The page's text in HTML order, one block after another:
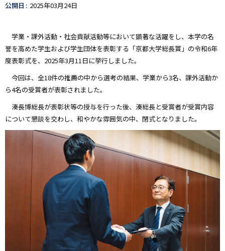
ッ
公開日 2025年03月24日
学業・課外活動・社会貢献活動等において顕著な活躍をし、本学の名
誉を高めた学生および学生団体を表彰する「京都大学総長賞」の令和6年
度表彰式を、2025年3月11日に挙行しました。
今回は、全18件の推薦の中から選考の結果、学業から3名、課外活動か
ら4名の受賞者が表彰されました。
湊長博総長が表彰状等の授与を行った後、湊総長と受賞者が受賞内容
について懇談を交わし、和やかな雰囲気の中、閉式となりました。